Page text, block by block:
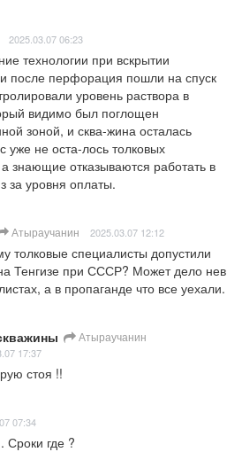
2025.03.07 06:23
технологии при вскрытии
после перфорация пошли на спуск
уровень раствора в
видимо был поглощен
зоной, и сква-жина осталась
уже не оста-лось толковых
знающие отказываются работать в
за уровня оплаты.
Атыраучанин 2025.03.07 12:12
толковые специалисты допустили
Тенгизе при СССР? Может дело нев
а в пропаганде что все уехали.
Атыраучанин
17:37
стоя !!
07:34
Сроки где ?